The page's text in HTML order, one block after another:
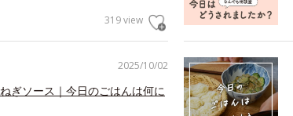
319 view
2025/10/02
ぎソース｜今日のごはんは何に